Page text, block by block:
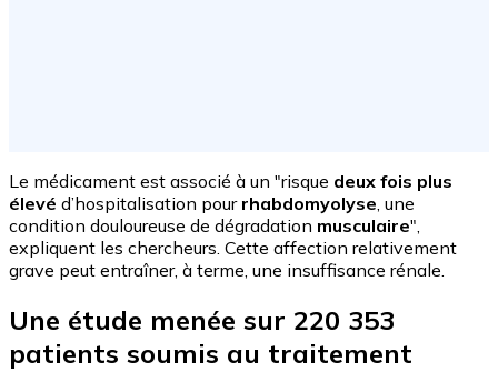
Le médicament est associé à un "risque deux fois plus
élevé d’hospitalisation pour rhabdomyolyse, une
condition douloureuse de dégradation musculaire",
expliquent les chercheurs. Cette affection relativement
grave peut entraîner, à terme, une insuffisance rénale.
Une étude menée sur 220 353
patients soumis au traitement